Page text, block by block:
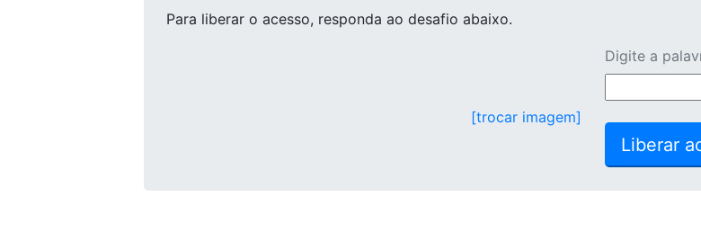
Para liberar o acesso, responda ao desafio abaixo.
[trocar imagem]
Digite a